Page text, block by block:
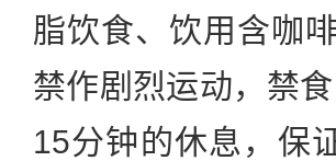
脂饮食、饮用含咖
禁作剧烈运动，禁
15分钟的休息，保